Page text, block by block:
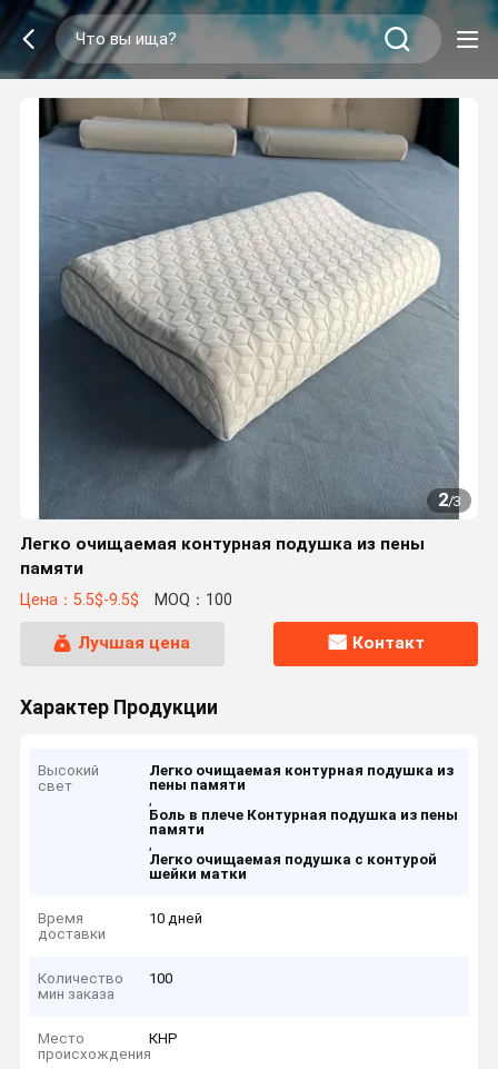
2/3
Легко очищаемая контурная подушка из пены
памяти
Цена：5.5$-9.5$ MOQ：100
Лучшая цена Контакт
Характер Продукции
Высокий
свет
Легко очищаемая контурная подушка из
пены памяти
,
Боль в плече Контурная подушка из пены
памяти
,
Легко очищаемая подушка с контурой
шейки матки
Время
доставки
10 дней
Количество
мин заказа
100
Место
происхождения
КНР